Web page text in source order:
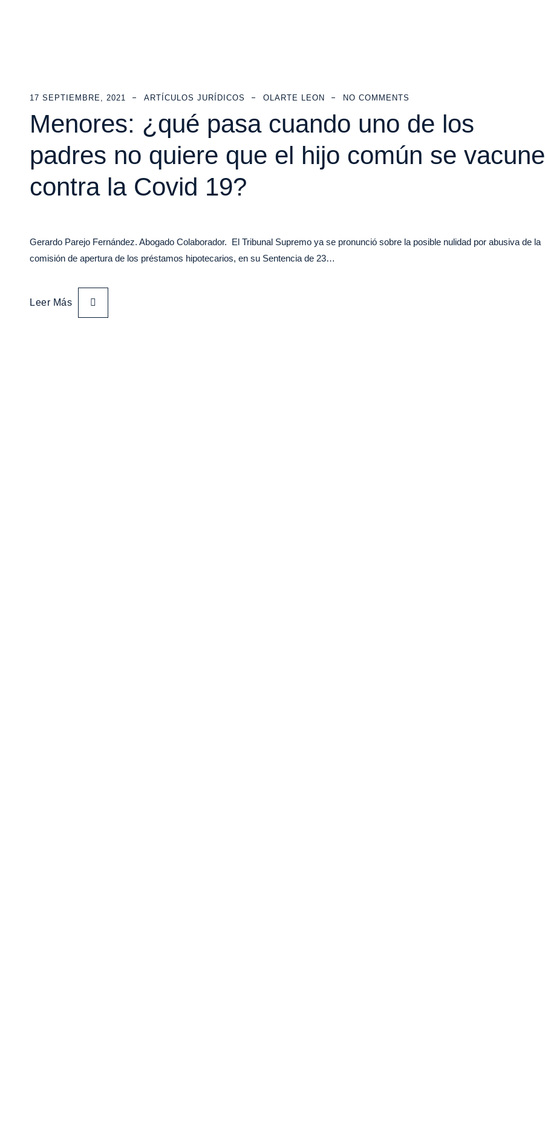
17 SEPTIEMBRE, 2021 ARTÍCULOS JURÍDICOS OLARTE LEON NO COMMENTS
Menores: ¿qué pasa cuando uno de los
padres no quiere que el hijo común se vacune
contra la Covid 19?
Gerardo Parejo Fernández. Abogado Colaborador. El Tribunal Supremo ya se pronunció sobre la posible nulidad por abusiva de la
comisión de apertura de los préstamos hipotecarios, en su Sentencia de 23…
Leer Más